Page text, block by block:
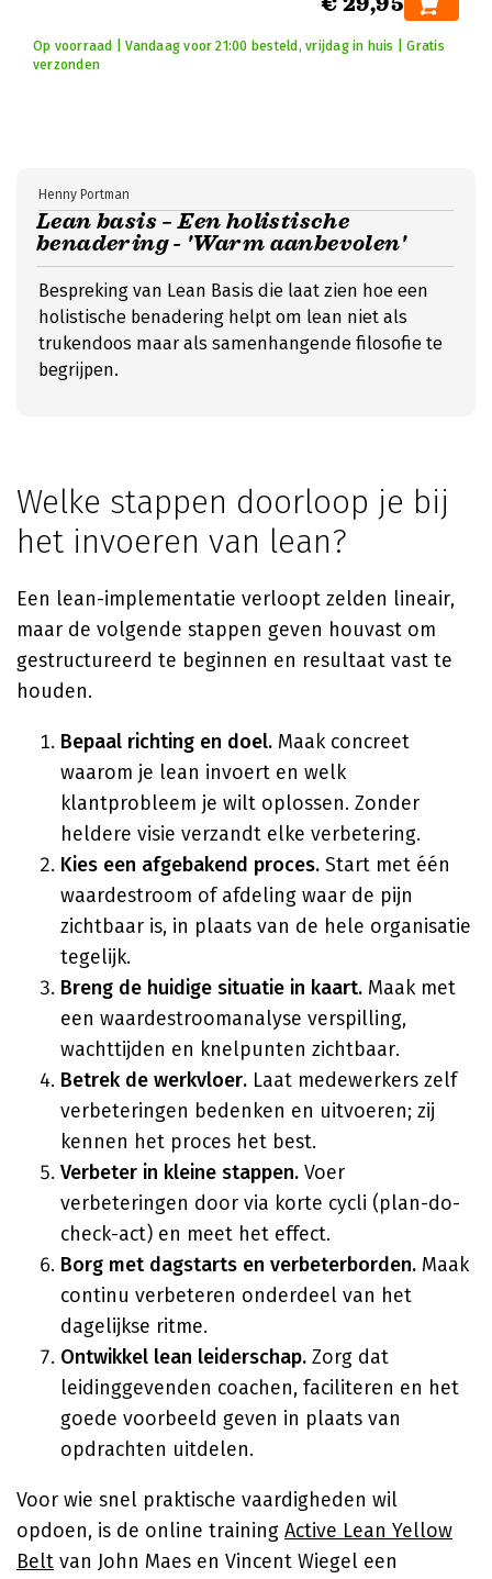
Op voorraad | Vandaag voor 21:00 besteld, vrijdag in huis | Gratis
verzonden
Lean basis – Een holistische
benadering - 'Warm aanbevolen'
Henny Portman
Bespreking van Lean Basis die laat zien hoe een
holistische benadering helpt om lean niet als
trukendoos maar als samenhangende filosofie te
begrijpen.
Welke stappen doorloop je bij
het invoeren van lean?
Een lean-implementatie verloopt zelden lineair,
maar de volgende stappen geven houvast om
gestructureerd te beginnen en resultaat vast te
houden.
Bepaal richting en doel. Maak concreet
waarom je lean invoert en welk
klantprobleem je wilt oplossen. Zonder
heldere visie verzandt elke verbetering.
Kies een afgebakend proces. Start met één
waardestroom of afdeling waar de pijn
zichtbaar is, in plaats van de hele organisatie
tegelijk.
Breng de huidige situatie in kaart. Maak met
een waardestroomanalyse verspilling,
wachttijden en knelpunten zichtbaar.
Betrek de werkvloer. Laat medewerkers zelf
verbeteringen bedenken en uitvoeren; zij
kennen het proces het best.
Verbeter in kleine stappen. Voer
verbeteringen door via korte cycli (plan-do-
check-act) en meet het effect.
Borg met dagstarts en verbeterborden. Maak
continu verbeteren onderdeel van het
dagelijkse ritme.
Ontwikkel lean leiderschap. Zorg dat
leidinggevenden coachen, faciliteren en het
goede voorbeeld geven in plaats van
opdrachten uitdelen.
Voor wie snel praktische vaardigheden wil
opdoen, is de online training Active Lean Yellow
Belt van John Maes en Vincent Wiegel een